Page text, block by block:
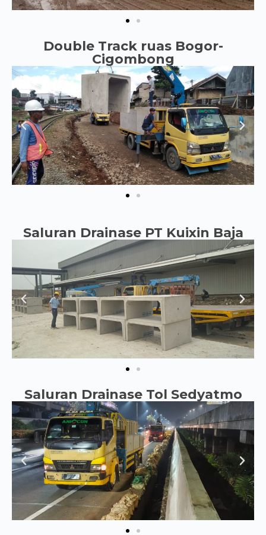
Double Track ruas Bogor-
Cigombong
Saluran Drainase PT Kuixin Baja
Saluran Drainase Tol Sedyatmo